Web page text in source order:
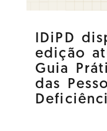
IDiPD
edição
Guia
das